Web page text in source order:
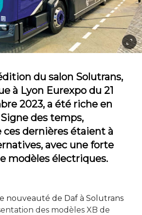
du salon Solutrans,
à Lyon Eurexpo du 21
2023, a été riche en
des temps,
ces dernières étaient à
avec une forte
modèles électriques.
nouveauté de Daf à Solutrans
des modèles XB de